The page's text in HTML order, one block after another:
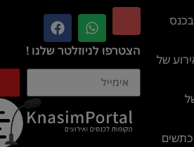
בכנס
של
הצטרפו לניוזלטר שלנו !